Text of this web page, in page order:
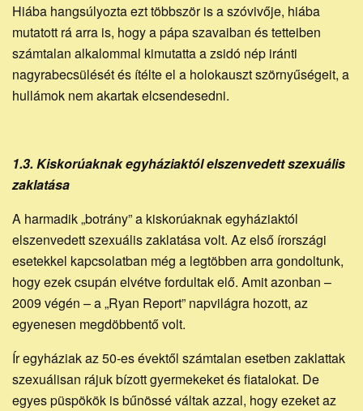
Hiába hangsúlyozta ezt többször is a szóvivője, hiába
mutatott rá arra is, hogy a pápa szavaiban és tetteiben
számtalan alkalommal kimutatta a zsidó nép iránti
nagyrabecsülését és ítélte el a holokauszt szörnyűségeit, a
hullámok nem akartak elcsendesedni.
1.3. Kiskorúaknak egyháziaktól elszenvedett szexuális
zaklatása
A harmadik „botrány” a kiskorúaknak egyháziaktól
elszenvedett szexuális zaklatása volt. Az első írországi
esetekkel kapcsolatban még a legtöbben arra gondoltunk,
hogy ezek csupán elvétve fordultak elő. Amit azonban –
2009 végén – a „Ryan Report” napvilágra hozott, az
egyenesen megdöbbentő volt.
Ír egyháziak az 50-es évektől számtalan esetben zaklattak
szexuálisan rájuk bízott gyermekeket és fiatalokat. De
egyes püspökök is bűnössé váltak azzal, hogy ezeket az